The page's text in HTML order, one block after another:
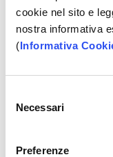
cookie nel sito e
nostra informativa
(Informativa
delNecessari
Preferenze
Vorresti
ordinaria e
riqualificarloda
finanziamento
in questione.